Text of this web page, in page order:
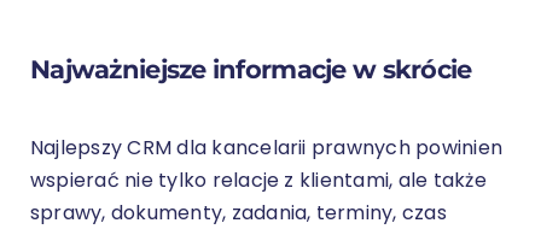
Najważniejsze informacje w skrócie
Najlepszy CRM dla kancelarii prawnych powinien
wspierać nie tylko relacje z klientami, ale także
sprawy, dokumenty, zadania, terminy, czas